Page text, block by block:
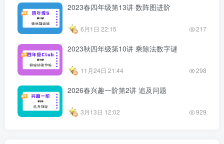
2023春四年级第13讲 数阵图进阶
6月1日 22:15 217
2023秋四年级第10讲 乘除法数字谜
11月24日 21:44 298
2026春兴趣一阶第2讲 追及问题
3月13日 12:02 929